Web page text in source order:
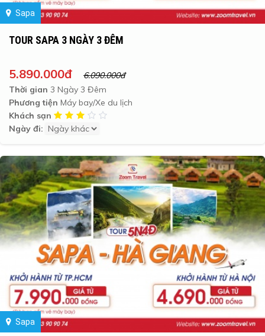
Sapa
TOUR SAPA 3 NGÀY 3 ĐÊM
5.890.000đ
6.090.000đ
Thời gian 3 Ngày 3 Đêm
Phương tiện Máy bay/Xe du lịch
Khách sạn
Ngày đi:
Sapa